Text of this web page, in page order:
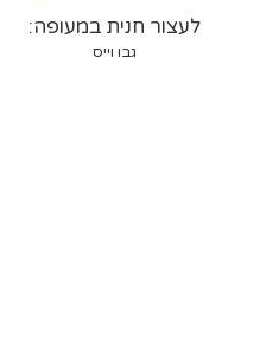
לעצור חנית במעופה:
מדיטציה, תנועה וטבע
גבו וייס